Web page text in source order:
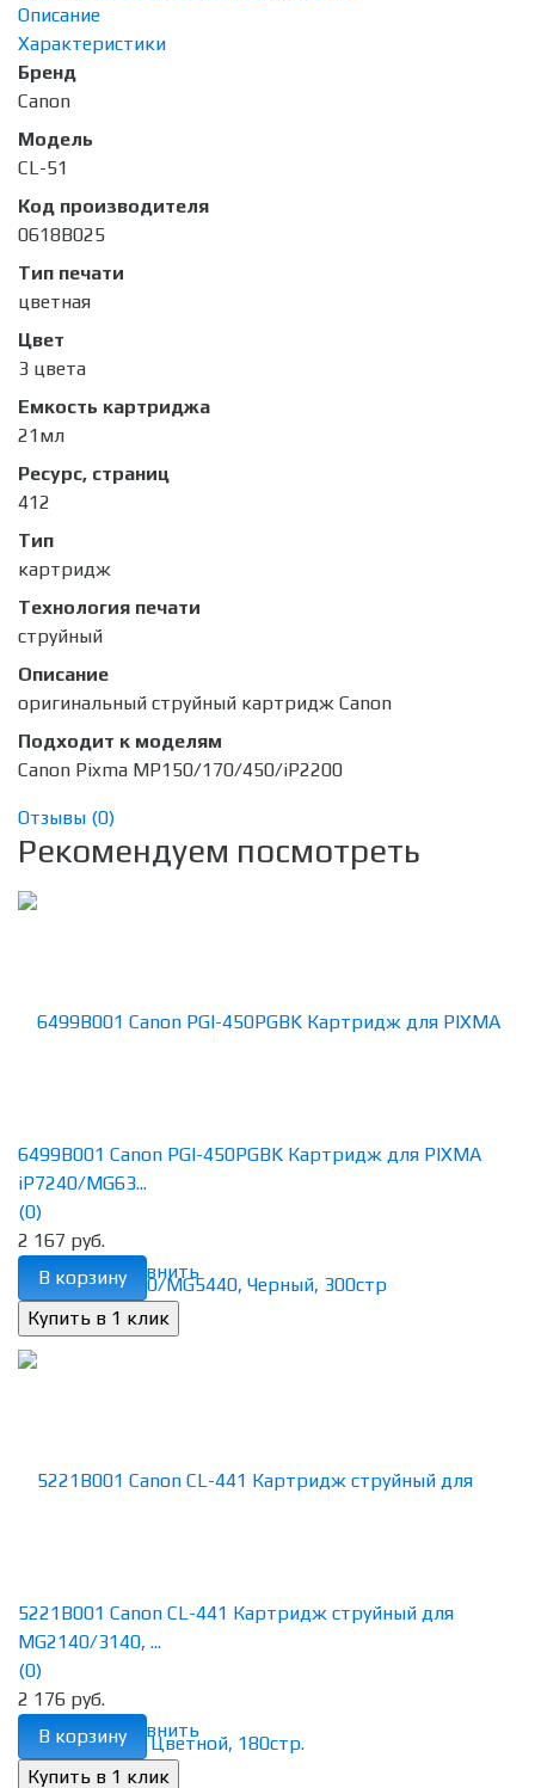
Описание
Характеристики
Бренд
Canon
Модель
CL-51
Код производителя
0618B025
Тип печати
цветная
Цвет
3 цвета
Емкость картриджа
21мл
Ресурс, страниц
412
Тип
картридж
Технология печати
струйный
Описание
оригинальный струйный картридж Canon
Подходит к моделям
Canon Pixma MP150/170/450/iP2200
Отзывы (0)
Рекомендуем посмотреть
избранное сравнить
6499B001 Canon PGI-450PGBK Картридж для PIXMA
iP7240/MG63...
(0)
2 167 руб.
В корзину
избранное сравнить
5221B001 Canon CL-441 Картридж струйный для
MG2140/3140, ...
(0)
2 176 руб.
В корзину